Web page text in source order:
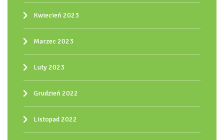
Kwiecień 2023
Marzec 2023
Luty 2023
Grudzień 2022
Listopad 2022